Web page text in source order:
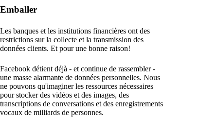
Emballer
Les banques et les institutions financières ont des
restrictions sur la collecte et la transmission des
données clients. Et pour une bonne raison!
Facebook détient déjà - et continue de rassembler -
une masse alarmante de données personnelles. Nous
ne pouvons qu'imaginer les ressources nécessaires
pour stocker des vidéos et des images, des
transcriptions de conversations et des enregistrements
vocaux de milliards de personnes.